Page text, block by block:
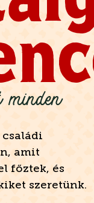
minden
amit
főztek, és
szeretünk.